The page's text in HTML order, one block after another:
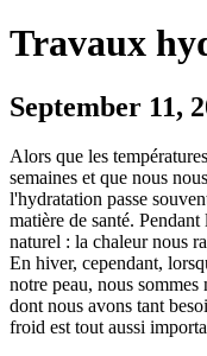
Travaux
September 11,
Alors que les
semaines et que nous
l'hydratation passe
matière de santé.
naturel : la chaleur nous
En hiver, cependant,
notre peau, nous
dont nous avons tant
froid est tout aussi